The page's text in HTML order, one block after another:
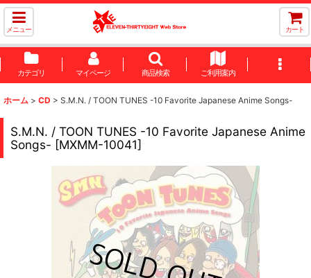
メニュー カート
カテゴリ マイページ 商品検索 ご利用案内
ホーム > CD > S.M.N. / TOON TUNES -10 Favorite Japanese Anime Songs-
S.M.N. / TOON TUNES -10 Favorite Japanese Anime
Songs- [MXMM-10041]